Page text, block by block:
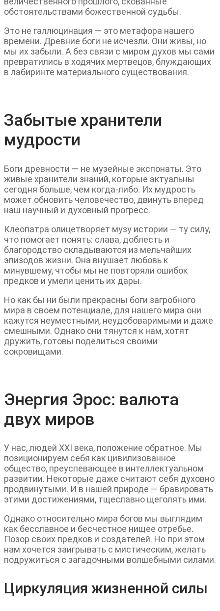
обстоятельствами божественной судьбы.
Это не галлюцинация — это метафора нашего
времени. Древние боги не исчезли. Они живы, но
мы их забыли. А без связи с миром духов мы сами
превратились в ходячих мертвецов, блуждающих
в лабиринте материального существования.
Забытые хранители
мудрости
Боги древности — не музейные экспонаты. Это
живые хранители знаний, которые актуальны
сегодня больше, чем когда-либо. Их мудрость
может обновить человечество, двинуть вперед
наш научный и духовный прогресс.
Клеопатра олицетворяет музу истории — ту силу,
что помогает понять: слава, доблесть и
благородство складываются из мельчайших
эпизодов жизни. Она внушает любовь к
минувшему, чтобы мы не повторяли ошибок
предков и умели ценить их дары.
Но как бы ни были прекрасны боги загробного
мира в своем потенциале, для нашего мира они
кажутся неуместными, неудобоваримыми и даже
смешными. Однако они тянутся к нам, хотят
дружить, готовы поделиться своими
сокровищами.
Энергия Эрос: валюта
двух миров
У нас, людей XXI века, положение обратное. Мы
позиционируем себя как цивилизованное
общество, преуспевающее в интеллектуальном
развитии. Некоторые даже считают себя духовно
продвинутыми. И в нашей природе — бравировать
этими достижениями, тщеславно щеголять ими.
Однако относительно мира богов мы выглядим
как бесславное и бесчестное нищее отребье.
Позор своих предков и создателей. Но при этом
нам хочется заигрывать с мистическим, желать
подружиться с загадочными волшебными силами.
Циркуляция жизненной силы